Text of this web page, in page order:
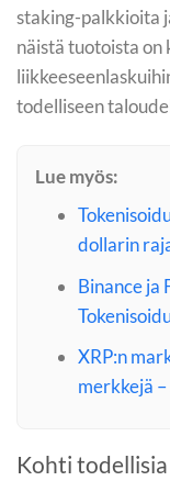
staking-palkkioita
näistä tuotoista
todelliseen
Lue myös:
dollarin
Binance ja
XRP:n
merkkejä
Kohti